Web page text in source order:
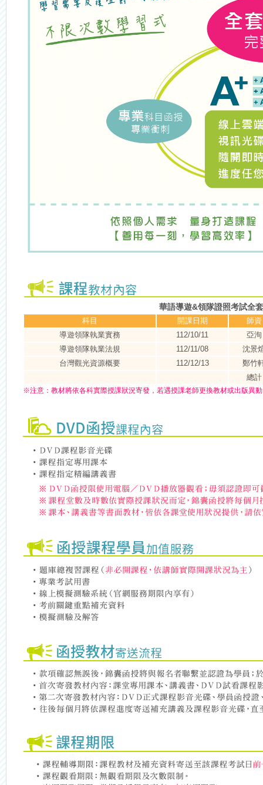
華語導遊&領隊證照考試全
科目 開課日期
師資
導遊領隊執業實務
112/10/11
亞洵
導遊領隊執業法規
112/11/08
沈景
台灣觀光資源概要
112/12/13
鄭竹
總計
※注意： 教材將依各科實際授課狀況寄發，若遇授課老師更換教材或出版異